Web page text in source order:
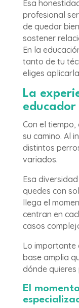
Esa
profesional
de quedar
sostener
En la
tanto de tu
eliges
La
educador
Con el
su camino. Al
distintos
variados.
Esa
quedes con
llega el
centran en
casos
Lo importante
base amplia
dónde quieres
El